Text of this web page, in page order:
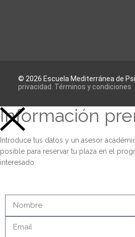
© 2026 Escuela Mediterránea de
privacidad. Términos y condiciones
Información
Introduce tus datos y un asesor
posible para reservar tu plaza en el
interesado